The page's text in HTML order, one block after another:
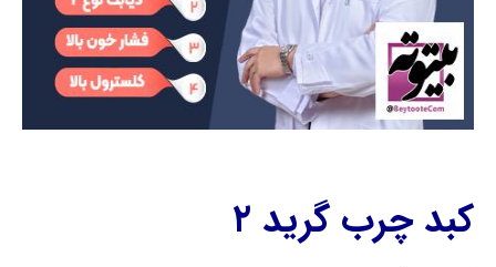
کبد چرب گرید ۲